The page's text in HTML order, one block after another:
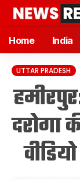
Home India
UTTAR PRADESH
दरोगा